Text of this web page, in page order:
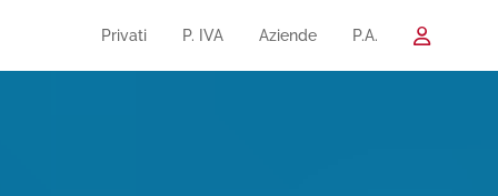
Privati P. IVA Aziende P.A.